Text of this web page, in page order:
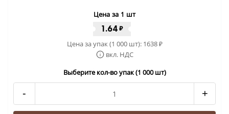
Цена за 1 шт
1.64₽
Цена за упак (1 000 шт): 1638₽
вкл. НДС
Выберите кол-во упак (1 000 шт)
- +